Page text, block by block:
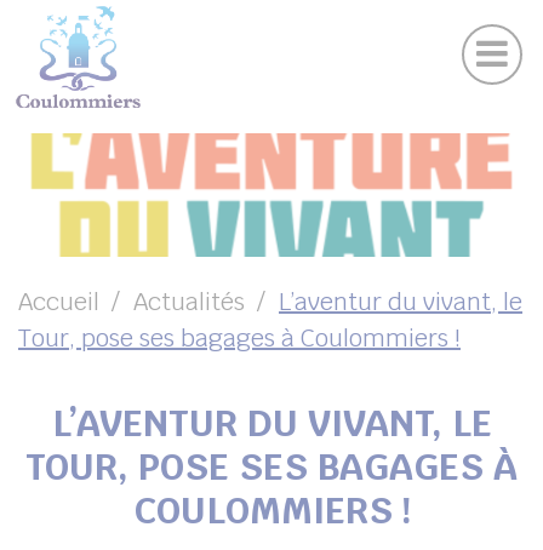
( VOTRE VILLE )
( AU QUOTIDIEN )
( LOISIRS )
( FAMILLE )
( ENVIRONNEMENT ET URBANISME )
ActuPublications
Suivez-nous sur Facebook
Suivez-nous sur Instagram
Suivez-nous sur Twitter
Suivez-nous sur Youtube
Accueil Actualités
L’aventur du vivant, le
Tour, pose ses bagages à Coulommiers !
L’AVENTUR DU VIVANT, LE
TOUR, POSE SES BAGAGES À
COULOMMIERS !
Panneau de gestion des cookies